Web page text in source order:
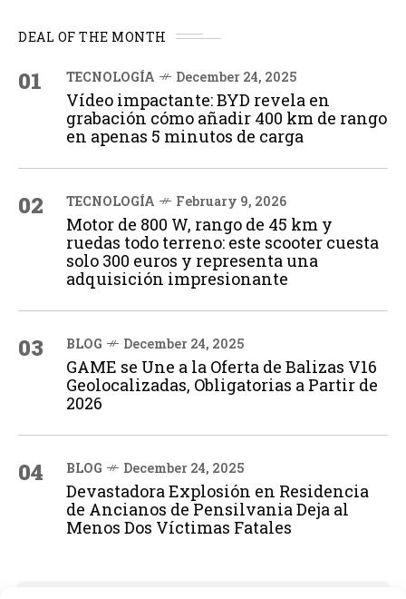
DEAL OF THE MONTH
01 TECNOLOGÍA December 24, 2025
Vídeo impactante: BYD revela en
grabación cómo añadir 400 km de rango
en apenas 5 minutos de carga
02 TECNOLOGÍA February 9, 2026
Motor de 800 W, rango de 45 km y
ruedas todo terreno: este scooter cuesta
solo 300 euros y representa una
adquisición impresionante
03 BLOG December 24, 2025
GAME se Une a la Oferta de Balizas V16
Geolocalizadas, Obligatorias a Partir de
2026
04 BLOG December 24, 2025
Devastadora Explosión en Residencia
de Ancianos de Pensilvania Deja al
Menos Dos Víctimas Fatales